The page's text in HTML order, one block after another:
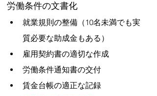
労働条件の文書化
就業規則の整備（10名未満でも実
質必要な助成金もある）
雇用契約書の適切な作成
労働条件通知書の交付
賃金台帳の適正な記録